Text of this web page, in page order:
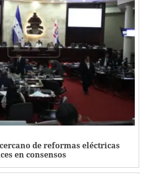
de reformas eléctricas
en consensos